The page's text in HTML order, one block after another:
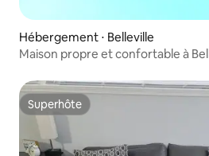
Hébergement ⋅ Belleville
Maison propre et confortable à
Superhôte
Superhôte